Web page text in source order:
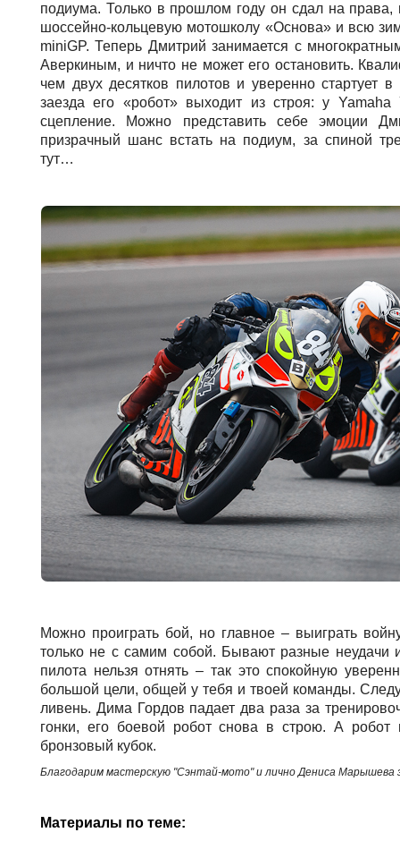
подиума. Только в прошлом году он сдал на
шоссейно-кольцевую мотошколу «Основа» и всю
miniGP. Теперь Дмитрий занимается с
Аверкиным, и ничто не может его остановить.
чем двух десятков пилотов и уверенно стартует
заезда его «робот» выходит из строя: у Yamaha
сцепление. Можно представить себе эмоции
призрачный шанс встать на подиум, за спиной
тут…
Можно проиграть бой, но главное – выиграть
только не с самим собой. Бывают разные неудачи
пилота нельзя отнять – так это спокойную
большой цели, общей у тебя и твоей команды.
ливень. Дима Гордов падает два раза за
гонки, его боевой робот снова в строю. А
бронзовый кубок.
Благодарим мастерскую "Сэнтай-мото" и лично Дениса Марышева
Материалы по теме: